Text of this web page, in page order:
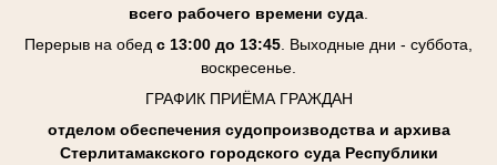
всего рабочего времени суда
Перерыв на обед с 13:00 до 13:45 . Выходные дни - суббота,
воскресенье.
ГРАФИК ПРИЁМА ГРАЖДАН
отделом обеспечения судопроизводства и архива
Стерлитамакского городского суда Республики